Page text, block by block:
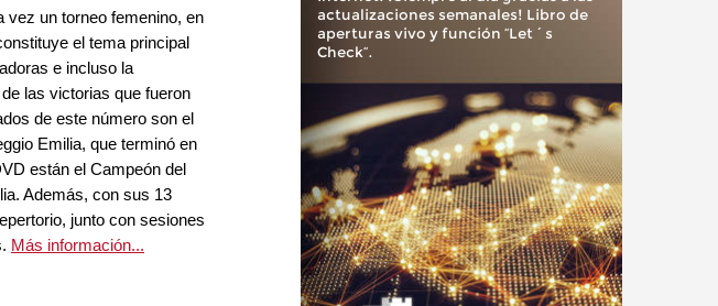
vez un torneo femenino, en
el tema principal
e incluso la
las victorias que fueron
de este número son el
Emilia, que terminó en
están el Campeón del
Además, con sus 13
junto con sesiones
Más información...
actualizaciones semanales! Libro de
aperturas vivo y función “Let´s
Check”.